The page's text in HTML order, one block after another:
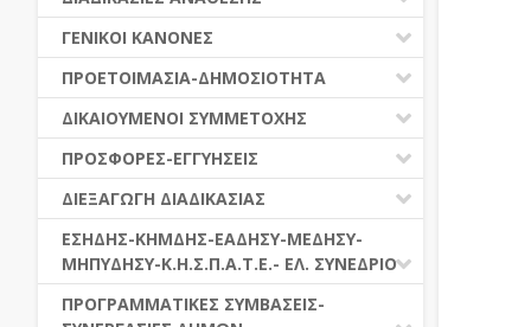
ΔΙΑΔΙΚΑΣΙΕΣ ΑΝΑΘΕΣΗΣ
ΣΥΓΚΕΝΤΡΩΤΙΚΕΣ ΔΙΑΔΙΚΑΣΙΕΣ
ΑΝΑΘΕΣΗΣ
ΠΙΝΑΚΕΣ ΔΗΜΟΣΝΕΤ
ΓΕΝΙΚΟΙ ΚΑΝΟΝΕΣ
ΠΕΔΙΟ ΕΦΑΡΜΟΓΗΣ-ΕΝΑΡΞΗ ΙΣΧΥΟΣ
ΗΛΕΚΤΡΟΝΙΚΑ ΜΕΣΑ
ΓΕΝΙΚΕΣ ΑΡΧΕΣ ΚΑΙ ΚΑΝΟΝΕΣ
ΑΞΙΑ ΣΥΜΒΑΣΗΣ
ΕΙΔΗ ΣΥΜΒΑΣΕΩΝ
ΔΙΑΦΟΡΑ
ΠΡΟΕΤΟΙΜΑΣΙΑ-ΔΗΜΟΣΙΟΤΗΤΑ
ΓΝΩΜΟΔΟΤΙΚΑ ΟΡΓΑΝΑ-ΕΠΙΤΡΟΠΕΣ
ΠΡΟΕΤΟΙΜΑΣΙΑ
ΕΓΓΡΑΦΑ ΤΗΣ ΣΥΜΒΑΣΗΣ
ΔΗΜΟΣΙΕΥΣΕΙΣ
ΕΝΑΡΞΗ-ΠΡΟΘΕΣΜΙΕΣ
ΔΙΚΑΙΟΥΜΕΝΟΙ ΣΥΜΜΕΤΟΧΗΣ
ΔΙΚΑΙΟΥΜΕΝΟΙ ΣΥΜΜΕΤΟΧΗΣ
ΚΡΙΤΗΡΙΑ ΕΠΙΛΟΓΗΣ
ΛΟΓΟΙ ΑΠΟΚΛΕΙΣΜΟΥ
ΔΙΚΑΙΟΛΟΓΗΤΙΚΑ ΛΟΓΩΝ
ΑΠΟΚΛΕΙΣΜΟΥ & ΚΡΙΤΗΡΙΩΝ
ΕΠΙΛΟΓΗΣ
ΕΕΕΣ
ΠΡΟΣΦΟΡΕΣ-ΕΓΓΥΗΣΕΙΣ
ΕΓΓΥΗΣΕΙΣ
ΠΡΟΣΦΟΡΕΣ
ΔΙΕΞΑΓΩΓΗ ΔΙΑΔΙΚΑΣΙΑΣ
ΑΞΙΟΛΟΓΗΣΗ ΚΑΙ ΑΝΑΘΕΣΗ
ΑΠΟΤΕΛΕΣΜΑ ΔΙΑΔΙΚΑΣΙΑΣ
ΠΡΟΣΦΥΓΕΣ-ΕΝΣΤΑΣΕΙΣ
ΕΣΗΔΗΣ-ΚΗΜΔΗΣ-ΕΑΔΗΣΥ-ΜΕΔΗΣΥ-
ΜΗΠΥΔΗΣΥ-Κ.Η.Σ.Π.Α.Τ.Ε.- ΕΛ. ΣΥΝΕΔΡΙΟ
ΕΑΑΔΗΣΥ
ΠΡΟΓΡΑΜΜΑΤΙΚΕΣ ΣΥΜΒΑΣΕΙΣ-